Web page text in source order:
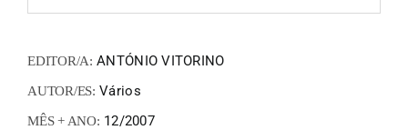
EDITOR/A: ANTÓNIO VITORINO
AUTOR/ES: Vários
MÊS + ANO: 12/2007